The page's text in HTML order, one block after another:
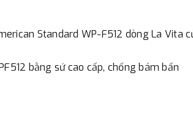
3. Chuyển
- Nếu địa
Standard WP-F512 dòng La Vita
bằng sứ cao cấp, chống bám bẩn